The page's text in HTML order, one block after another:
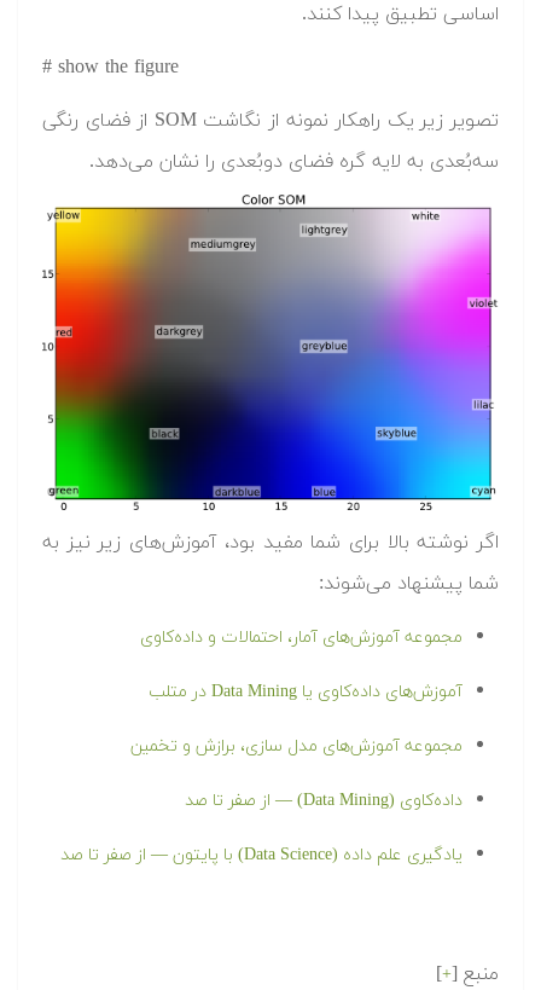
اساسی تطبیق پیدا کنند.
# show the figure
تصویر زیر یک راهکار نمونه از نگاشت SOM از فضای رنگی
سه‌بُعدی به لایه گره فضای دوبُعدی را نشان می‌دهد.
اگر نوشته بالا برای شما مفید بود، آموزش‌های زیر نیز به
شما پیشنهاد می‌شوند:
مجموعه آموزش‌های آمار، احتمالات و داده‌کاوی
آموزش‌های داده‌کاوی یا Data Mining در متلب
مجموعه آموزش‌های مدل سازی، برازش و تخمین
داده‌کاوی (Data Mining) — از صفر تا صد
یادگیری علم داده (Data Science) با پایتون — از صفر تا صد
منبع [+
]